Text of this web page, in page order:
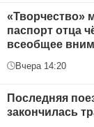
«Творчество»
паспорт отца
всеобщее
Вчера 14:20
Последняя
закончилась